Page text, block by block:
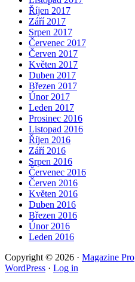
Říjen 2017
Září 2017
Srpen 2017
Červenec 2017
Červen 2017
Květen 2017
Duben 2017
Březen 2017
Únor 2017
Leden 2017
Prosinec 2016
Listopad 2016
Říjen 2016
Září 2016
Srpen 2016
Červenec 2016
Červen 2016
Květen 2016
Duben 2016
Březen 2016
Únor 2016
Leden 2016
Copyright © 2026 · Magazine Pro
WordPress · Log in